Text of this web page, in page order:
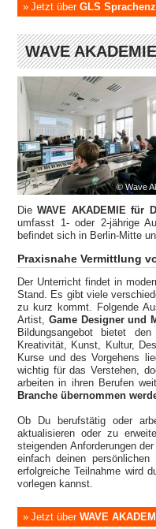
Jetzt über GLS
WAVE
© Wave
DieWAVE AKADEMIE für
umfasst 1- oder 2-jährige
befindet sich in Berlin-Mitte
Praxisnahe Vermittlung
Der Unterricht findet in
Stand. Es gibt viele
zu kurz kommt. Folgende
Artist, Game Designer und
Bildungsangebot bietet
Kreativität, Kunst, Kultur,
Kurse und des Vorgehens
wichtig für das Verstehen,
arbeiten in ihren Berufen
Branche übernommen
Ob Du berufstätig oder
aktualisieren oder zu
steigenden Anforderungen
einfach deinen
erfolgreiche Teilnahme wird
vorlegen kannst.
Jetzt über WAVE